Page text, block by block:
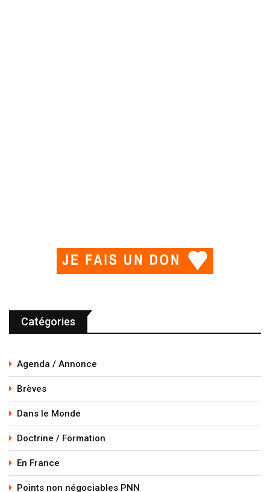
Catégories
Agenda / Annonce
Brèves
Dans le Monde
Doctrine / Formation
En France
Points non négociables PNN